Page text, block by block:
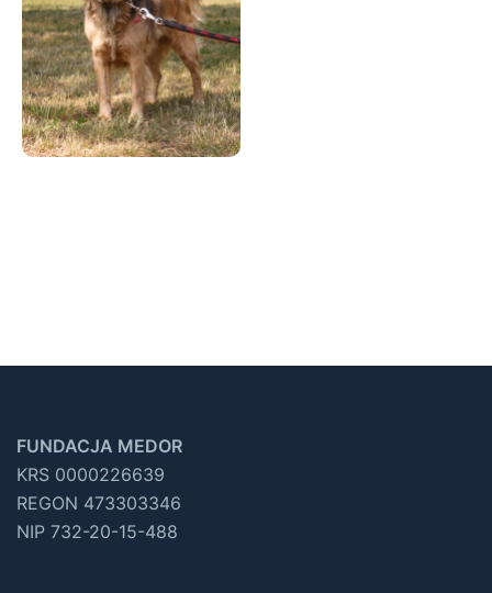
FUNDACJA MEDOR
KRS 0000226639
REGON 473303346
NIP 732-20-15-488